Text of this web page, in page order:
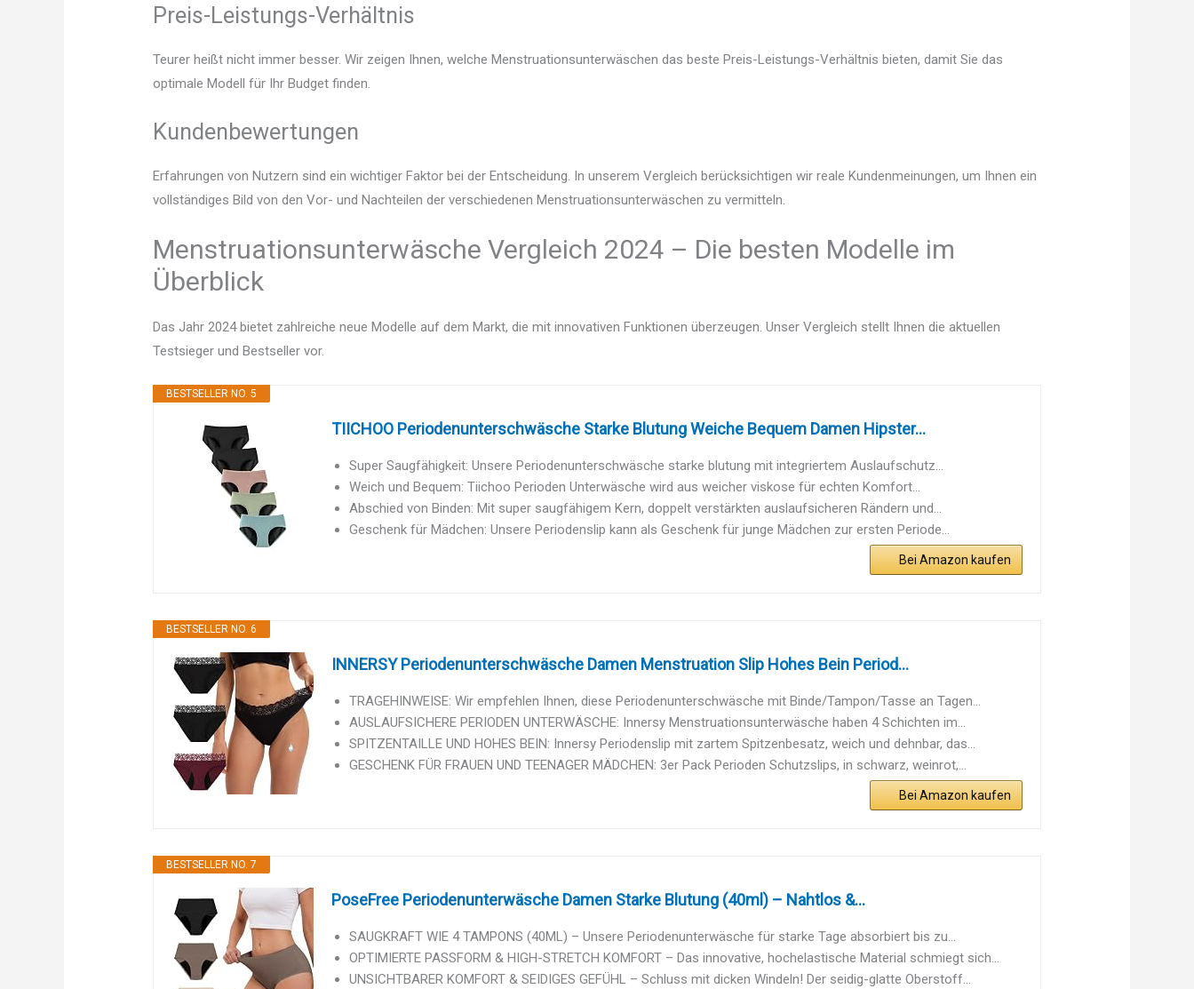
Preis-Leistungs-Verhältnis
Teurer heißt nicht immer besser. Wir zeigen Ihnen, welche Menstruationsunterwäschen das beste Preis-Leistungs-Verhältnis bieten, damit Sie das
optimale Modell für Ihr Budget finden.
Kundenbewertungen
Erfahrungen von Nutzern sind ein wichtiger Faktor bei der Entscheidung. In unserem Vergleich berücksichtigen wir reale Kundenmeinungen, um Ihnen ein
vollständiges Bild von den Vor- und Nachteilen der verschiedenen Menstruationsunterwäschen zu vermitteln.
Menstruationsunterwäsche Vergleich 2024 – Die besten Modelle im
Überblick
Das Jahr 2024 bietet zahlreiche neue Modelle auf dem Markt, die mit innovativen Funktionen überzeugen. Unser Vergleich stellt Ihnen die aktuellen
Testsieger und Bestseller vor.
BESTSELLER NO. 5
TIICHOO Periodenunterschwäsche Starke Blutung Weiche Bequem Damen Hipster...
Super Saugfähigkeit: Unsere Periodenunterschwäsche starke blutung mit integriertem Auslaufschutz...
Weich und Bequem: Tiichoo Perioden Unterwäsche wird aus weicher viskose für echten Komfort...
Abschied von Binden: Mit super saugfähigem Kern, doppelt verstärkten auslaufsicheren Rändern und...
Geschenk für Mädchen: Unsere Periodenslip kann als Geschenk für junge Mädchen zur ersten Periode...
Bei Amazon kaufen
BESTSELLER NO. 6
INNERSY Periodenunterschwäsche Damen Menstruation Slip Hohes Bein Period...
TRAGEHINWEISE: Wir empfehlen Ihnen, diese Periodenunterschwäsche mit Binde/Tampon/Tasse an Tagen...
AUSLAUFSICHERE PERIODEN UNTERWÄSCHE: Innersy Menstruationsunterwäsche haben 4 Schichten im...
SPITZENTAILLE UND HOHES BEIN: Innersy Periodenslip mit zartem Spitzenbesatz, weich und dehnbar, das...
GESCHENK FÜR FRAUEN UND TEENAGER MÄDCHEN: 3er Pack Perioden Schutzslips, in schwarz, weinrot,...
Bei Amazon kaufen
BESTSELLER NO. 7
PoseFree Periodenunterwäsche Damen Starke Blutung (40ml) – Nahtlos &...
SAUGKRAFT WIE 4 TAMPONS (40ML) – Unsere Periodenunterwäsche für starke Tage absorbiert bis zu...
OPTIMIERTE PASSFORM & HIGH-STRETCH KOMFORT – Das innovative, hochelastische Material schmiegt sich...
UNSICHTBARER KOMFORT & SEIDIGES GEFÜHL – Schluss mit dicken Windeln! Der seidig-glatte Oberstoff...